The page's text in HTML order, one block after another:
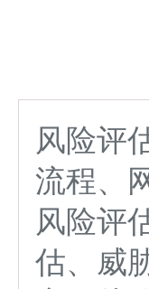
风险评
流程、
风险评
估、威